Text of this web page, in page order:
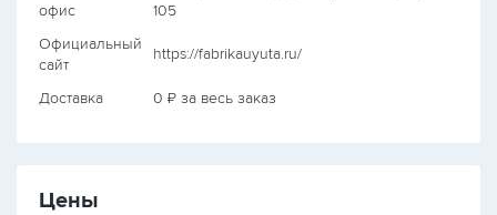
офис
105
Официальный
сайт
https://fabrikauyuta.ru/
Доставка 0 ₽ за весь заказ
Цены